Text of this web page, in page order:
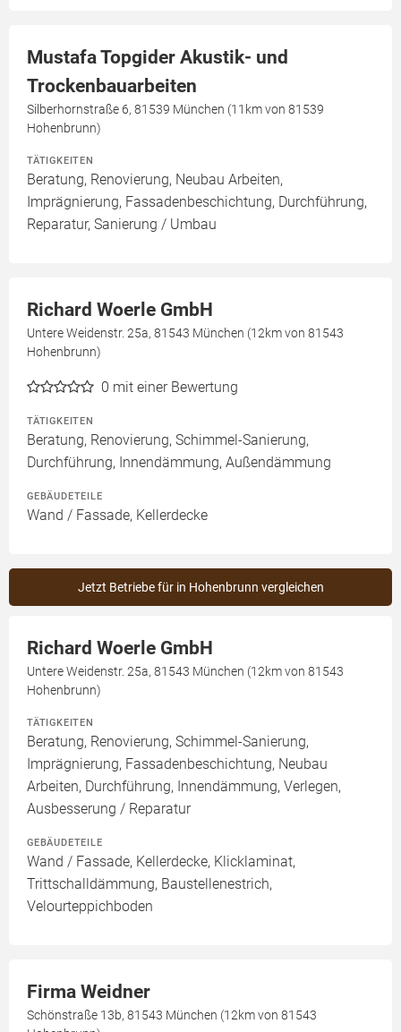
Mustafa Topgider Akustik- und
Trockenbauarbeiten
Silberhornstraße 6, 81539 München (11km von 81539
Hohenbrunn)
TÄTIGKEITEN
Beratung, Renovierung, Neubau Arbeiten,
Imprägnierung, Fassadenbeschichtung, Durchführung,
Reparatur, Sanierung / Umbau
Richard Woerle GmbH
Untere Weidenstr. 25a, 81543 München (12km von 81543
Hohenbrunn)
0 mit einer Bewertung
TÄTIGKEITEN
Beratung, Renovierung, Schimmel-Sanierung,
Durchführung, Innendämmung, Außendämmung
GEBÄUDETEILE
Wand / Fassade, Kellerdecke
Jetzt Betriebe für in Hohenbrunn vergleichen
Richard Woerle GmbH
Untere Weidenstr. 25a, 81543 München (12km von 81543
Hohenbrunn)
TÄTIGKEITEN
Beratung, Renovierung, Schimmel-Sanierung,
Imprägnierung, Fassadenbeschichtung, Neubau
Arbeiten, Durchführung, Innendämmung, Verlegen,
Ausbesserung / Reparatur
GEBÄUDETEILE
Wand / Fassade, Kellerdecke, Klicklaminat,
Trittschalldämmung, Baustellenestrich,
Velourteppichboden
Firma Weidner
Schönstraße 13b, 81543 München (12km von 81543